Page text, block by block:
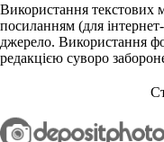
Використання текстових
посиланням (для
джерело. Використання
редакцією суворо